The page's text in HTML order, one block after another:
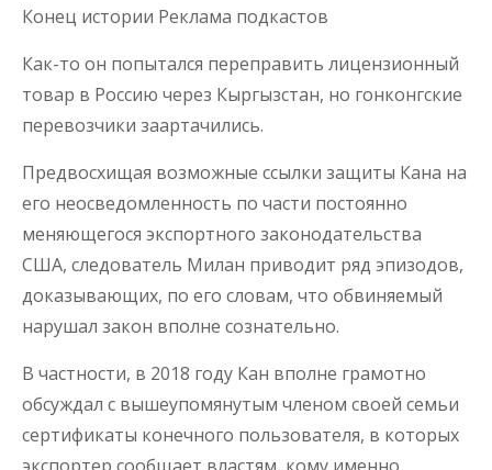
Конец истории Реклама подкастов
Как-то он попытался переправить лицензионный
товар в Россию через Кыргызстан, но гонконгские
перевозчики заартачились.
Предвосхищая возможные ссылки защиты Кана на
его неосведомленность по части постоянно
меняющегося экспортного законодательства
США, следователь Милан приводит ряд эпизодов,
доказывающих, по его словам, что обвиняемый
нарушал закон вполне сознательно.
В частности, в 2018 году Кан вполне грамотно
обсуждал с вышеупомянутым членом своей семьи
сертификаты конечного пользователя, в которых